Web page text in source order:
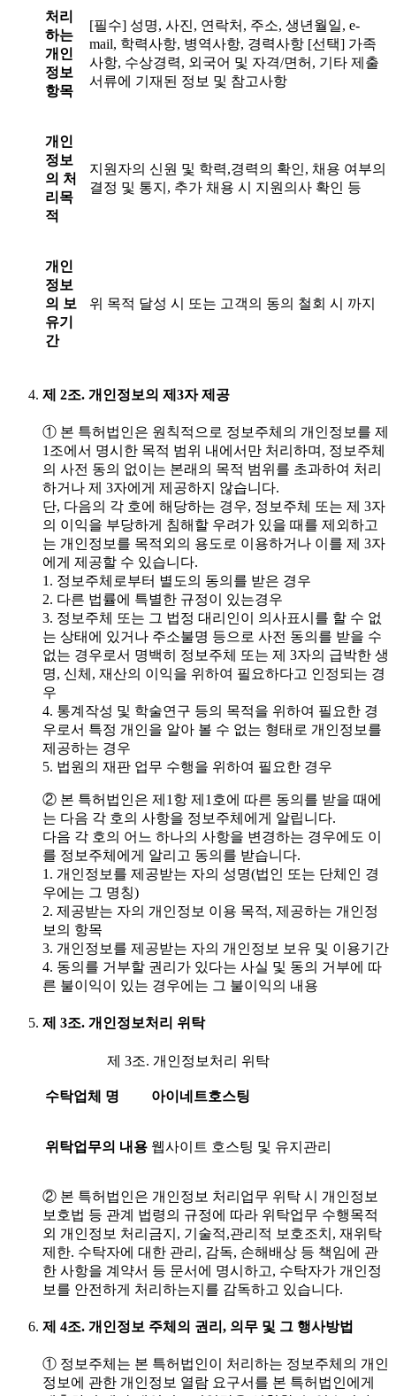
처리
하는
개인
정보
항목
[필수] 성명, 사진, 연락처, 주소, 생년월일, e-
mail, 학력사항, 병역사항, 경력사항 [선택] 가족
사항, 수상경력, 외국어 및 자격/면허, 기타 제출
서류에 기재된 정보 및 참고사항
개인
정보
의 처
리목
적
지원자의 신원 및 학력,경력의 확인, 채용 여부의
결정 및 통지, 추가 채용 시 지원의사 확인 등
개인
정보
의 보
유기
간
위 목적 달성 시 또는 고객의 동의 철회 시 까지
제 2조. 개인정보의 제3자 제공
① 본 특허법인은 원칙적으로 정보주체의 개인정보를 제
1조에서 명시한 목적 범위 내에서만 처리하며, 정보주체
의 사전 동의 없이는 본래의 목적 범위를 초과하여 처리
하거나 제 3자에게 제공하지 않습니다.
단, 다음의 각 호에 해당하는 경우, 정보주체 또는 제 3자
의 이익을 부당하게 침해할 우려가 있을 때를 제외하고
는 개인정보를 목적외의 용도로 이용하거나 이를 제 3자
에게 제공할 수 있습니다.
1. 정보주체로부터 별도의 동의를 받은 경우
2. 다른 법률에 특별한 규정이 있는경우
3. 정보주체 또는 그 법정 대리인이 의사표시를 할 수 없
는 상태에 있거나 주소불명 등으로 사전 동의를 받을 수
없는 경우로서 명백히 정보주체 또는 제 3자의 급박한 생
명, 신체, 재산의 이익을 위하여 필요하다고 인정되는 경
우
4. 통계작성 및 학술연구 등의 목적을 위하여 필요한 경
우로서 특정 개인을 알아 볼 수 없는 형태로 개인정보를
제공하는 경우
5. 법원의 재판 업무 수행을 위하여 필요한 경우
② 본 특허법인은 제1항 제1호에 따른 동의를 받을 때에
는 다음 각 호의 사항을 정보주체에게 알립니다.
다음 각 호의 어느 하나의 사항을 변경하는 경우에도 이
를 정보주체에게 알리고 동의를 받습니다.
1. 개인정보를 제공받는 자의 성명(법인 또는 단체인 경
우에는 그 명칭)
2. 제공받는 자의 개인정보 이용 목적, 제공하는 개인정
보의 항목
3. 개인정보를 제공받는 자의 개인정보 보유 및 이용기간
4. 동의를 거부할 권리가 있다는 사실 및 동의 거부에 따
른 불이익이 있는 경우에는 그 불이익의 내용
제 3조. 개인정보처리 위탁
제 3조. 개인정보처리 위탁
수탁업체 명 아이네트호스팅
위탁업무의 내용 웹사이트 호스팅 및 유지관리
② 본 특허법인은 개인정보 처리업무 위탁 시 개인정보
보호법 등 관계 법령의 규정에 따라 위탁업무 수행목적
외 개인정보 처리금지, 기술적,관리적 보호조치, 재위탁
제한. 수탁자에 대한 관리, 감독, 손해배상 등 책임에 관
한 사항을 계약서 등 문서에 명시하고, 수탁자가 개인정
보를 안전하게 처리하는지를 감독하고 있습니다.
제 4조. 개인정보 주체의 권리, 의무 및 그 행사방법
① 정보주체는 본 특허법인이 처리하는 정보주체의 개인
정보에 관한 개인정보 열람 요구서를 본 특허법인에게